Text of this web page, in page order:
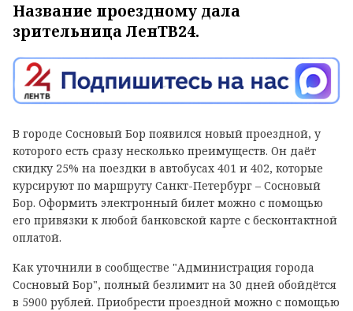
Название проездному дала
зрительница ЛенТВ24.
В городе Сосновый Бор появился новый проездной, у
которого есть сразу несколько преимуществ. Он даёт
скидку 25% на поездки в автобусах 401 и 402, которые
курсируют по маршруту Санкт-Петербург – Сосновый
Бор. Оформить электронный билет можно с помощью
его привязки к любой банковской карте с бесконтактной
оплатой.
Как уточнили в сообществе "Администрация города
Сосновый Бор", полный безлимит на 30 дней обойдётся
в 5900 рублей. Приобрести проездной можно с помощью